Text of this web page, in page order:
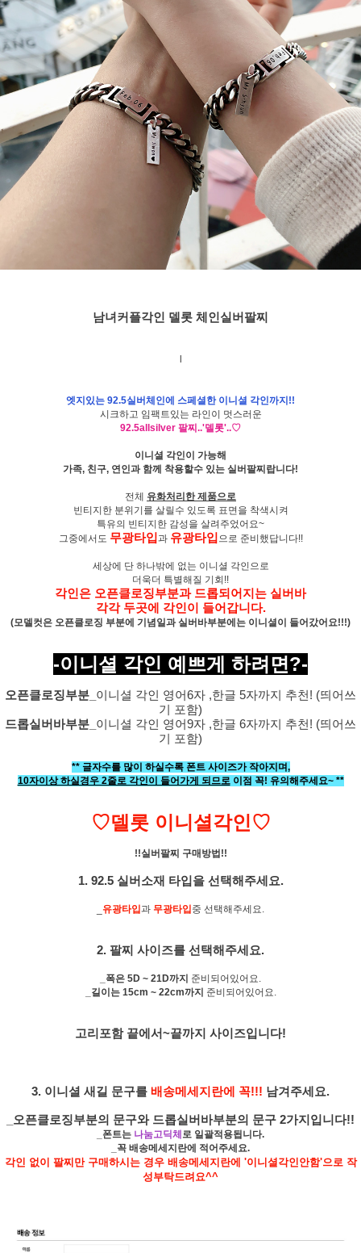
남녀커플각인 델롯 체인실버팔찌
엣지있는 92.5실버체인에 스페셜한 이니셜 각인까지!!
시크하고 임팩트있는 라인이 멋스러운
92.5allsilver 팔찌..'델롯'..♡
이니셜 각인이 가능해
가족, 친구, 연인과 함께 착용할수 있는 실버팔찌랍니다!
전체 유화처리한 제품으로
빈티지한 분위기를 살릴수 있도록 표면을 착색시켜
특유의 빈티지한 감성을 살려주었어요~
그중에서도 무광타입과 유광타입 으로 준비했답니다!!
세상에 단 하나밖에 없는 이니셜 각인으로
더욱더 특별해질 기회!!
각인은 오픈클로징부분과 드롭되어지는 실버바
각각 두곳에 각인이 들어갑니다.
(모델컷은 오픈클로징 부분에 기념일과 실버바부분에는 이니셜이 들어갔어요!!!)
-이니셜 각인 예쁘게 하려면?-
오픈클로징부분_ 이니셜 각인 영어6자 ,한글 5자까지 추천! (띄어쓰
기 포함)
드롭실버바부분_ 이니셜 각인 영어9자 ,한글 6자까지 추천! (띄어쓰
기 포함)
** 글자수를 많이 하실수록 폰트 사이즈가 작아지며,
10자이상 하실경우 2줄로 각인이 들어가게 되므로이점 꼭! 유의해주세요~ **
♡델롯 이니셜각인♡
!!실버팔찌 구매방법!!
1. 92.5 실버소재 타입을 선택해주세요.
유광타입과 무광타입 중 선택해주세요.
2. 팔찌 사이즈를 선택해주세요.
_폭은 5D ~ 21D까지 준비되어있어요.
_길이는 15cm ~ 22cm까지 준비되어있어요.
고리포함 끝에서~끝까지 사이즈입니다!
3. 이니셜 새길 문구를 배송메세지란에 꼭!!! 남겨주세요.
_오픈클로징부분의 문구와 드롭실버바부분의 문구 2가지입니다!!
_폰트는 나눔고딕체 로 일괄적용됩니다.
_꼭 배송메세지란에 적어주세요.
각인 없이 팔찌만 구매하시는 경우 배송메세지란에 '이니셜각인안함'으로 작
성부탁드려요^^